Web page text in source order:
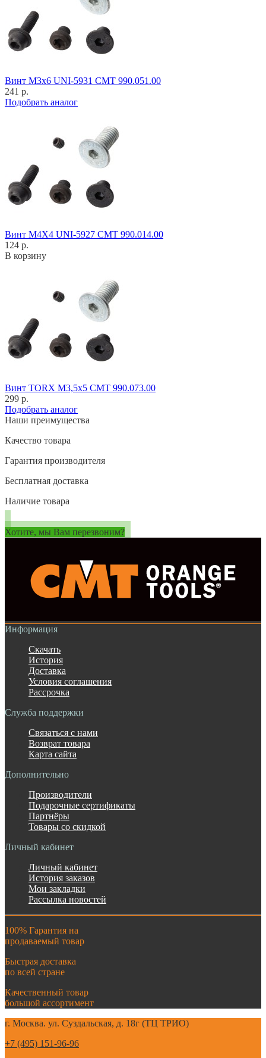
Винт M3x6 UNI-5931 CMT 990.051.00
241 р.
Подобрать аналог
Винт M4X4 UNI-5927 CMT 990.014.00
124 р.
В корзину
Винт TORX M3,5x5 CMT 990.073.00
299 р.
Подобрать аналог
Наши преимущества
Качество товара
Гарантия производителя
Бесплатная доставка
Наличие товара
Хотите, мы Вам перезвоним?
Информация
Скачать
История
Доставка
Условия соглашения
Рассрочка
Служба поддержки
Связаться с нами
Возврат товара
Карта сайта
Дополнительно
Производители
Подарочные сертификаты
Партнёры
Товары со скидкой
Личный кабинет
Личный кабинет
История заказов
Мои закладки
Рассылка новостей
100% Гарантия на
продаваемый товар
Быстрая доставка
по всей стране
Качественный товар
большой ассортимент
г. Москва. ул. Суздальская, д. 18г (ТЦ ТРИО)
+7 (495) 151-96-96